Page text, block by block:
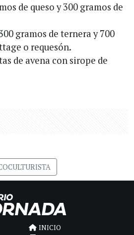
de queso y 300 gramos de
gramos de ternera y 700
o requesón.
de avena con sirope de
INICIO